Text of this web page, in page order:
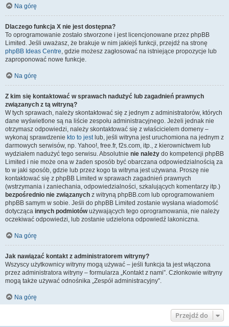
Na górę
Dlaczego funkcja X nie jest dostępna?
To oprogramowanie zostało stworzone i jest licencjonowane przez phpBB
Limited. Jeśli uważasz, że brakuje w nim jakiejś funkcji, przejdź na stronę
phpBB Ideas Centre, gdzie możesz zagłosować na istniejące propozycje lub
zaproponować nowe funkcje.
Na górę
Z kim się kontaktować w sprawach nadużyć lub zagadnień prawnych
związanych z tą witryną?
W tych sprawach, należy skontaktować się z jednym z administratorów, których
dane wyświetlone są na liście zespołu administracyjnego. Jeżeli jednak nie
otrzymasz odpowiedzi, należy skontaktować się z właścicielem domeny –
wykonaj sprawdzenie kto to jestlub, jeśli witryna jest uruchomiona na jednym z
darmowych serwisów, np. Yahoo!, free.fr, f2s.com, itp., z kierownictwem lub
wydziałem nadużyć tego serwisu. Absolutnie nie należy do kompetencji phpBB
Limited i nie może ona w żaden sposób być obarczana odpowiedzialnością za
to w jaki sposób, gdzie lub przez kogo ta witryna jest używana. Proszę nie
kontaktować się z phpBB Limited w sprawach zagadnień prawnych
(wstrzymania i zaniechania, odpowiedzialności, szkalujących komentarzy itp.)
bezpośrednio nie związanych z witryną phpBB.com lub oprogramowaniem
phpBB samym w sobie. Jeśli do phpBB Limited zostanie wysłana wiadomość
dotycząca innych podmiotówużywających tego oprogramowania, nie należy
oczekiwać odpowiedzi, lub zostanie udzielona odpowiedź lakoniczna.
Na górę
Jak nawiązać kontakt z administratorem witryny?
Wszyscy użytkownicy witryny mogą używać – jeśli funkcja ta jest włączona
przez administratora witryny – formularza „Kontakt z nami”. Członkowie witryny
mogą także używać odnośnika „Zespół administracyjny”.
Na górę
Przejdź do